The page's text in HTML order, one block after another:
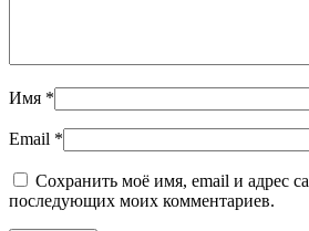
Имя *
Email *
Сохранить моё имя, email и адрес
последующих моих комментариев.